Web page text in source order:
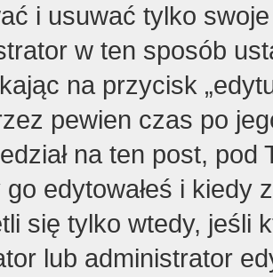
i usuwać tylko
w ten sposób
na przycisk
pewien czas po
na ten post,
go edytowałeś i kiedy
się tylko wtedy, jeśli
lub administrator